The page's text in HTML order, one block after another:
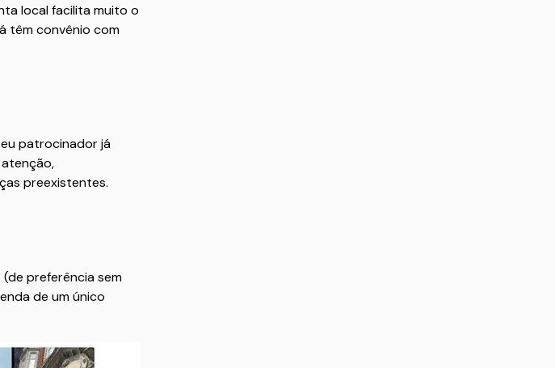
local facilita muito o
têm convênio com
patrocinador já
preexistentes.
preferência sem
de um único